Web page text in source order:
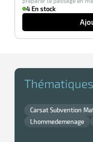
4 En stock
Thématiques
Carsat Subvention
Lhommedemenage